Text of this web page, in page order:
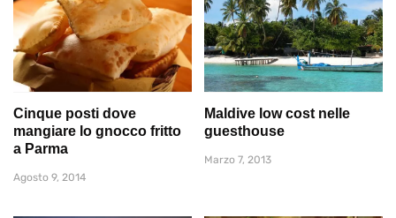
Cinque posti dove
mangiare lo gnocco fritto
a Parma
Agosto 9, 2014
Maldive low cost nelle
guesthouse
Marzo 7, 2013